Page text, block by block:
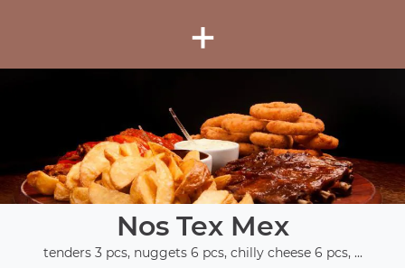
+
Nos Tex Mex
tenders 3 pcs, nuggets 6 pcs, chilly cheese 6 pcs, ...